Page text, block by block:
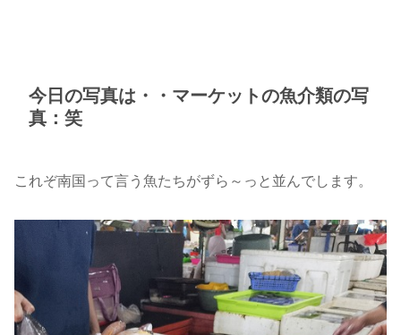
今日の写真は・・マーケットの魚介類の写
真：笑
これぞ南国って言う魚たちがずら～っと並んでします。